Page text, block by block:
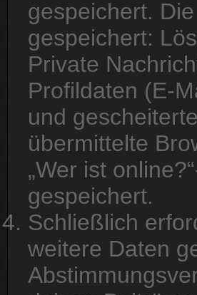
gespeichert.
gespeichert:
Private
Profildaten (E-
und
übermittelte
„Wer ist
gespeichert.
Schließlich
weitere Daten